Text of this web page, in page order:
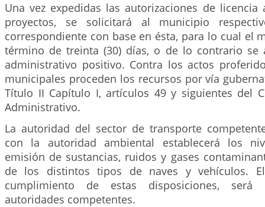
Una vez expedidas las autorizaciones de
proyectos, se solicitará al municipio
correspondiente con base en ésta, para lo cual el
término de treinta (30) días, o de lo contrario se
administrativo positivo. Contra los actos
municipales proceden los recursos por vía
Título II Capítulo I, artículos 49 y siguientes del
Administrativo.
La autoridad del sector de transporte
con la autoridad ambiental establecerá los
emisión de sustancias, ruidos y gases
de los distintos tipos de naves y vehículos.
cumplimiento de estas disposiciones,
autoridades competentes.